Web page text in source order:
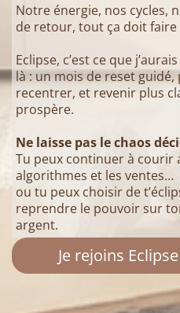
Notre énergie, nos cycles,
de retour, tout ça doit
Eclipse, c’est ce que
là : un mois de reset
recentrer, et revenir plus
prospère.
Ne laisse pas le chaos
Tu peux continuer à courir
algorithmes et les ventes…
ou tu peux choisir de
reprendre le pouvoir sur
argent.
Je rejoins